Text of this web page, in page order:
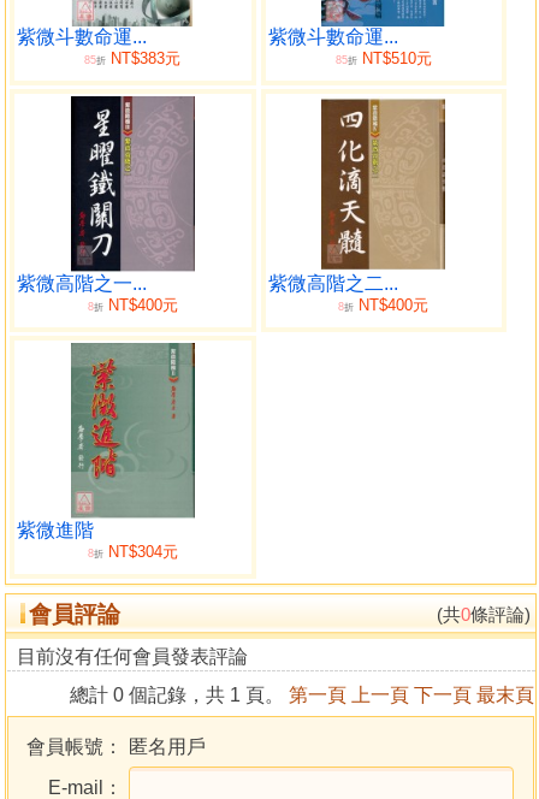
7. 大限
8. 紫微各流派的看法
9. 命盤符號和人生事件的對映關係
10. 解析命盤
11. 談紫微斗數的規律性
12. 三合格局重不重要
13. 詳論格局特性
紫府同宮格
庥相朝垣格
紫府朝垣格
明珠出海格
日月並明格
日照雷門格
月朗天門格
巨機同臨格
機月同梁格
石中隱玉格
日麗中天格
巨日同宮格
月生滄海格
日月照壁格
貪武同行格
日月夾命格
英星入廟格
馬頭帶箭格
三奇嘉會格
紫微斗數命運...
85折 NT$383元
紫微斗數命運...
85折NT$510元
紫微高階之一...
8折NT$400元
紫微高階之二...
8折 NT$400元
紫微進階
8折NT$304元
會員評論 (共0條評論)
目前沒有任何會員發表評論
總計 0 個記錄，共 1 頁。 第一頁 上一頁 下一頁 最末頁
會員帳號：
匿名用戶
E-mail：